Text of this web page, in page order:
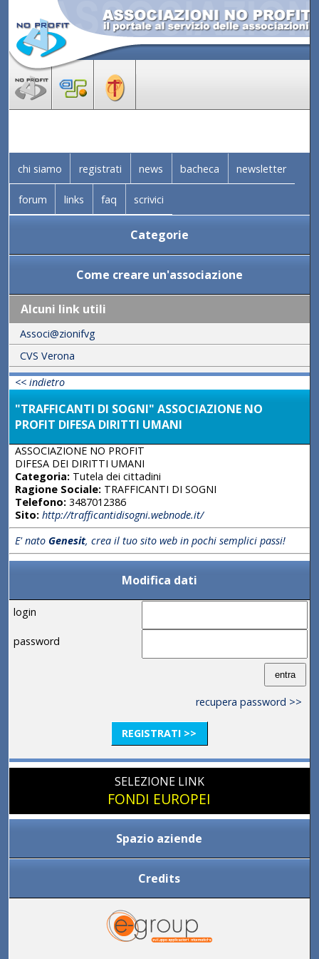
chi siamo registrati news bacheca newsletter
forum links faq scrivici
Categorie
Come creare un'associazione
Alcuni link utili
Associ@zionifvg
CVS Verona
<< indietro
"TRAFFICANTI DI SOGNI" ASSOCIAZIONE NO
PROFIT DIFESA DIRITTI UMANI
ASSOCIAZIONE NO PROFIT
DIFESA DEI DIRITTI UMANI
Categoria:Tutela dei cittadini
Ragione Sociale:TRAFFICANTI DI SOGNI
Telefono:3487012386
Sito: http://trafficantidisogni.webnode.it/
E' nato Genesit, crea il tuo sito web in pochi semplici passi!
Modifica dati
login
password
recupera password >>
REGISTRATI >>
SELEZIONE LINK
FONDI EUROPEI
Spazio aziende
Credits